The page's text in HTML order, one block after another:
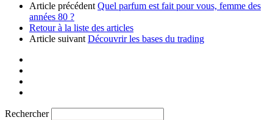
Article précédent Quel parfum est fait pour vous, femme des
années 80 ?
Retour à la liste des articles
Article suivant Découvrir les bases du trading
Rechercher